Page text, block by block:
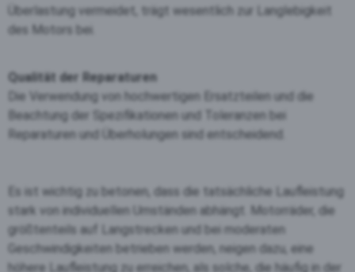
Überlastung vermeidet, trägt wesentlich zur Langlebigkeit
des Motors bei.
Qualität der Reparaturen
Die Verwendung von hochwertigen Ersatzteilen und die
Beachtung der Spezifikationen und Toleranzen bei
Reparaturen und Überholungen sind entscheidend.
Es ist wichtig zu betonen, dass die tatsächliche Laufleistung
stark von individuellen Umständen abhängt. Motorräder, die
größtenteils auf Langstrecken und bei moderaten
Geschwindigkeiten betrieben werden, neigen dazu, eine
höhere Laufleistung zu erreichen, als solche, die häufig in der